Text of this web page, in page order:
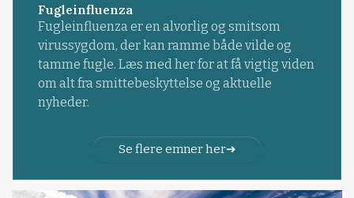
Fugleinfluenza
Fugleinfluenza er en alvorlig og smitsom
virussygdom, der kan ramme både vilde og
tamme fugle. Læs med her for at få vigtig viden
om alt fra smittebeskyttelse og aktuelle
nyheder.
Se flere emner her